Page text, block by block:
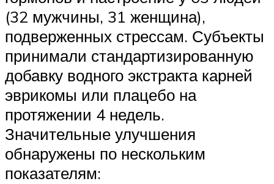
(32 мужчины, 31 женщина),
подверженных стрессам. Субъекты
принимали стандартизированную
добавку водного экстракта карней
эврикомы или плацебо на
протяжении 4 недель.
Значительные улучшения
обнаружены по нескольким
показателям: